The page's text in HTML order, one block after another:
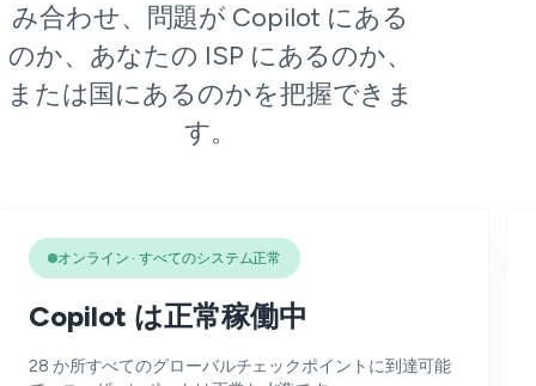
み合わせ、問題が Copilot にある
のか、あなたの ISP にあるのか、
または国にあるのかを把握できま
す。
オンライン · すべてのシステム正常
Copilot は正常稼働中
28 か所すべてのグローバルチェックポイントに到達可能